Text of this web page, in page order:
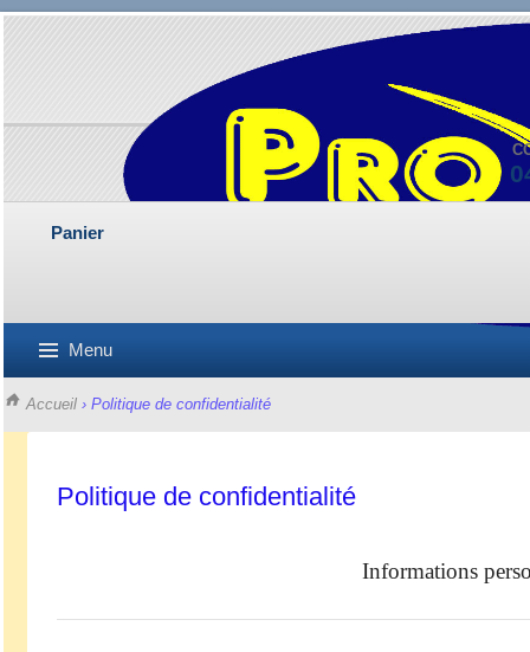
Panier
Menu
Accueil › Politique de confidentialité
Politique de confidentialité
Informations